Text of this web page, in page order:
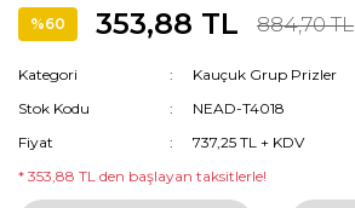
%60 353,88 TL 884,70 TL
Kategori
Kauçuk Grup Prizler
Stok Kodu
NEAD-T4018
Fiyat
737,25 TL + KDV
* 353,88 TL den başlayan taksitlerle!